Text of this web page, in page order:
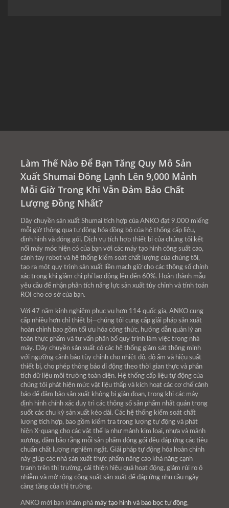
Làm Thế Nào Để Bạn Tăng Quy Mô Sản
Xuất Shumai Đông Lạnh Lên 9,000 Mảnh
Mỗi Giờ Trong Khi Vẫn Đảm Bảo Chất
Lượng Đồng Nhất?
Dây chuyền sản xuất Shumai tích hợp của ANKO đạt 9.000 miếng
mỗi giờ thông qua tự động hóa đồng bộ của hệ thống cấp liệu,
định hình và đóng gói. Dịch vụ tích hợp thiết bị của chúng tôi kết
nối máy móc hiện có của bạn với các máy tạo hình công suất cao,
cánh tay robot và hệ thống kiểm soát chất lượng của chúng tôi,
tạo ra một quy trình sản xuất liền mạch giữ cho các thông số chính
xác trong khi giảm chi phí lao động lên đến 60%. Hoàn thành mẫu
yêu cầu để nhận phân tích năng lực sản xuất tùy chỉnh và tính toán
ROI cho cơ sở của bạn.
Với 47 năm kinh nghiệm phục vụ hơn 114 quốc gia, ANKO cung
cấp nhiều hơn chỉ thiết bị—chúng tôi cung cấp giải pháp sản xuất
hoàn chỉnh bao gồm tối ưu hóa công thức, hướng dẫn quản lý an
toàn thực phẩm và tư vấn phân bổ quy trình làm việc trong nhà
máy. Dây chuyền sản xuất có các hệ thống giám sát thông minh
với ngưỡng cảnh báo tùy chỉnh cho nhiệt độ, độ ẩm và hiệu suất
thiết bị, cho phép thông báo di động theo thời gian thực và phân
tích dữ liệu môi trường toàn diện. Hệ thống cấp liệu tự động của
chúng tôi phát hiện mức vật liệu thấp và kích hoạt các cơ chế cảnh
báo để đảm bảo sản xuất không bị gián đoạn, trong khi các máy
định hình chính xác duy trì các thông số sản phẩm nhất quán trong
suốt các chu kỳ sản xuất kéo dài. Các hệ thống kiểm soát chất
lượng tích hợp, bao gồm kiểm tra trọng lượng tự động và phát
hiện X-quang cho các vật thể lạ như mảnh kim loại, nhựa và mảnh
xương, đảm bảo rằng mỗi sản phẩm đóng gói đều đáp ứng các tiêu
chuẩn chất lượng nghiêm ngặt. Giải pháp tự động hóa hoàn chỉnh
này giúp các nhà sản xuất thực phẩm nâng cao khả năng cạnh
tranh trên thị trường, cải thiện hiệu quả hoạt động, giảm rủi ro ô
nhiễm và mở rộng công suất sản xuất để đáp ứng nhu cầu ngày
càng tăng của thị trường.
ANKO mời bạn khám phá máy tạo hình và bao bọc tự động,